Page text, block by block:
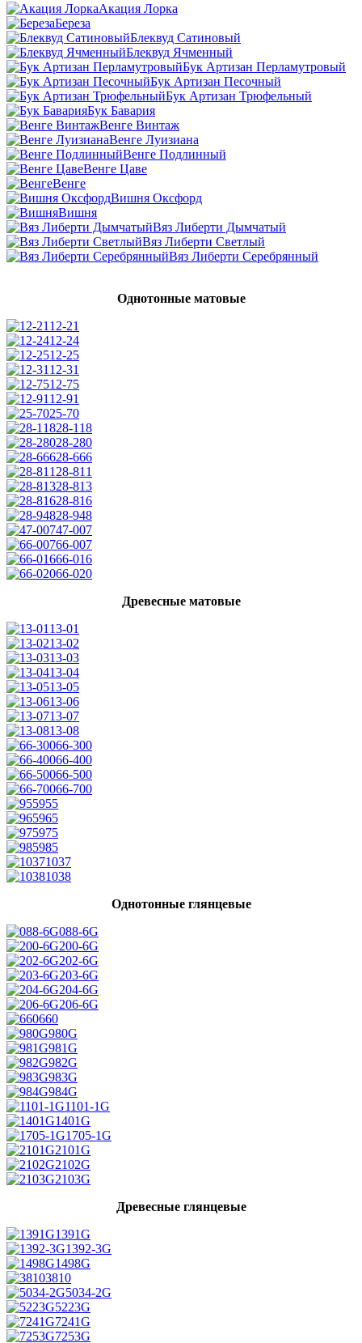
Акация Лорка
Береза
Блеквуд Сатиновый
Блеквуд Ячменный
Бук Артизан Перламутровый
Бук Артизан Песочный
Бук Артизан Трюфельный
Бук Бавария
Венге Винтаж
Венге Луизиана
Венге Подлинный
Венге Цаве
Венге
Вишня Оксфорд
Вишня
Вяз Либерти Дымчатый
Вяз Либерти Светлый
Вяз Либерти Серебрянный
Однотонные матовые
12-21
12-24
12-25
12-31
12-75
12-91
25-70
28-118
28-280
28-666
28-811
28-813
28-816
28-948
47-007
66-007
66-016
66-020
Древесные матовые
13-01
13-02
13-03
13-04
13-05
13-06
13-07
13-08
66-300
66-400
66-500
66-700
955
965
975
985
1037
1038
Однотонные глянцевые
088-6G
200-6G
202-6G
203-6G
204-6G
206-6G
660
980G
981G
982G
983G
984G
1101-1G
1401G
1705-1G
2101G
2102G
2103G
Древесные глянцевые
1391G
1392-3G
1498G
3810
5034-2G
5223G
7241G
7253G